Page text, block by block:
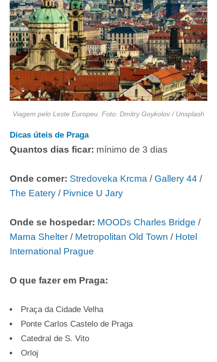
Viagem pelo Leste Europeu. Foto: Dmitry Goykolov / Unsplash
Dicas úteis de Praga
Quantos dias ficar: mínimo de 3 dias
Onde comer: Stredoveka Krcma / Gallery 44 /
The Eatery / Pivnice U Jary
Onde se hospedar: MOODs Charles Bridge /
Mama Shelter / Metropolitan Old Town / Hotel
International Prague
O que fazer em Praga:
Praça da Cidade Velha
Ponte Carlos Castelo de Praga
Catedral de S. Vito
Orloj